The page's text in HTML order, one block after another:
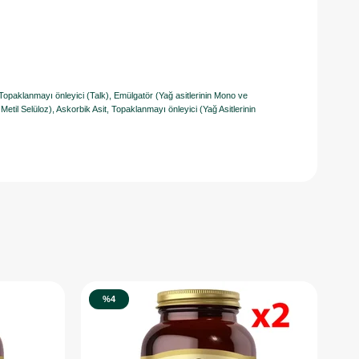
önleyici (Talk), Emülgatör (Yağ asitlerinin Mono ve
Selüloz), Askorbik Asit, Topaklanmayı önleyici (Yağ Asitlerinin
%4